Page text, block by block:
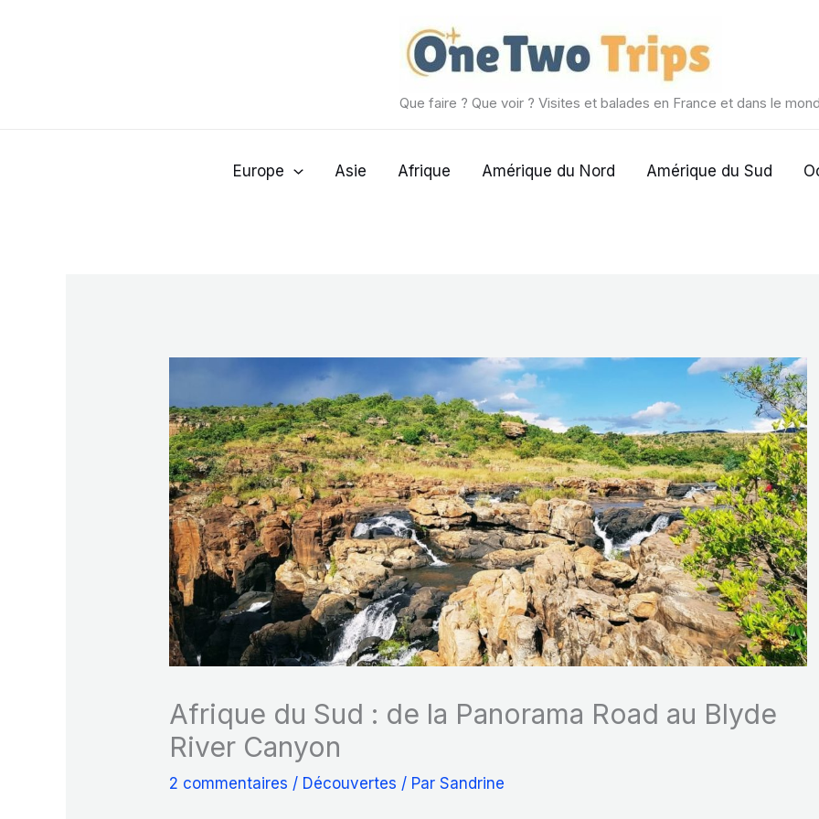
Que faire ? Que voir ? Visites et balades en France et dans le
Europe Asie Afrique Amérique du Nord Amérique du Sud
Afrique du Sud : de la Panorama Road au Blyde
River Canyon
2 commentaires / Découvertes / ParSandrine